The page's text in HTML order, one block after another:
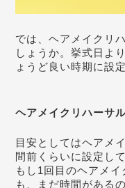
では、ヘアメイクリ
しょうか。挙式日よ
ょうど良い時期に設
ヘアメイクリハーサ
目安としてはヘアメ
間前くらいに設定し
もし1回目のヘアメ
も、まだ時間がある